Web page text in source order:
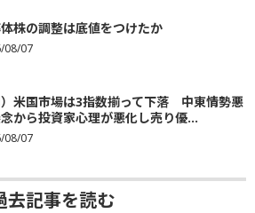
株の調整は底値をつけたか
08/07
）米国市場は3指数揃って下落 中東情勢悪
から投資家心理が悪化し売り優...
08/07
去記事を読む